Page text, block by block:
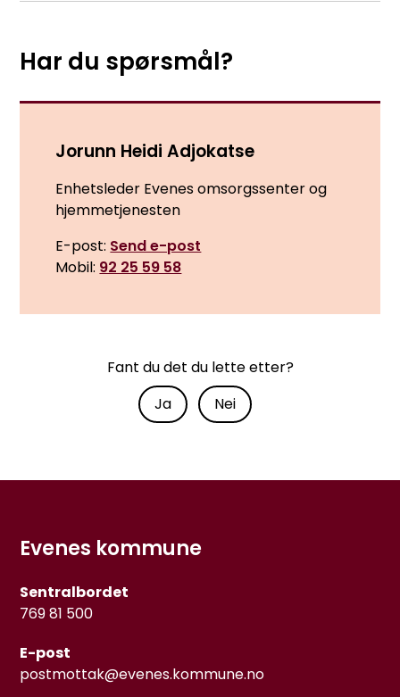
Har du spørsmål?
Jorunn Heidi Adjokatse
Enhetsleder Evenes omsorgssenter og
hjemmetjenesten
E-post Send e-post
Mobil 92 25 59 58
Fant du det du lette etter?
Ja
Nei
Evenes kommune
Sentralbordet
769 81 500
E-post
postmottak@evenes.kommune.no